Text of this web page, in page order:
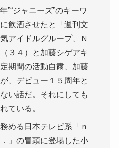
”“ジャニーズ”のキーワ
飲酒させたと「週刊文
アイドルグループ、Ｎ
３４）と加藤シゲアキ
期間の活動自粛、加藤
、デビュー１５周年と
い話だ。それにしても
ている。
める日本テレビ系「ｎ
」の冒頭に登場した小